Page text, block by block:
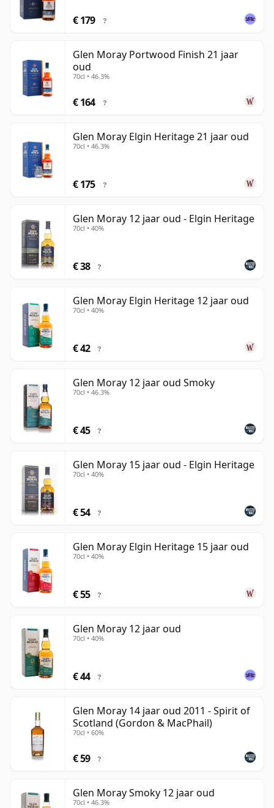
€ 179 ?
Glen Moray Portwood Finish 21 jaar
oud
70cl • 46.3%
€ 164 ?
Glen Moray Elgin Heritage 21 jaar oud
70cl • 46.3%
€ 175 ?
Glen Moray 12 jaar oud - Elgin Heritage
70cl • 40%
€ 38 ?
Glen Moray Elgin Heritage 12 jaar oud
70cl • 40%
€ 42 ?
Glen Moray 12 jaar oud Smoky
70cl • 46.3%
€ 45 ?
Glen Moray 15 jaar oud - Elgin Heritage
70cl • 40%
€ 54 ?
Glen Moray Elgin Heritage 15 jaar oud
70cl • 40%
€ 55 ?
Glen Moray 12 jaar oud
70cl • 40%
€ 44 ?
Glen Moray 14 jaar oud 2011 - Spirit of
Scotland (Gordon & MacPhail)
70cl • 60%
€ 59 ?
Glen Moray Smoky 12 jaar oud
70cl • 46.3%